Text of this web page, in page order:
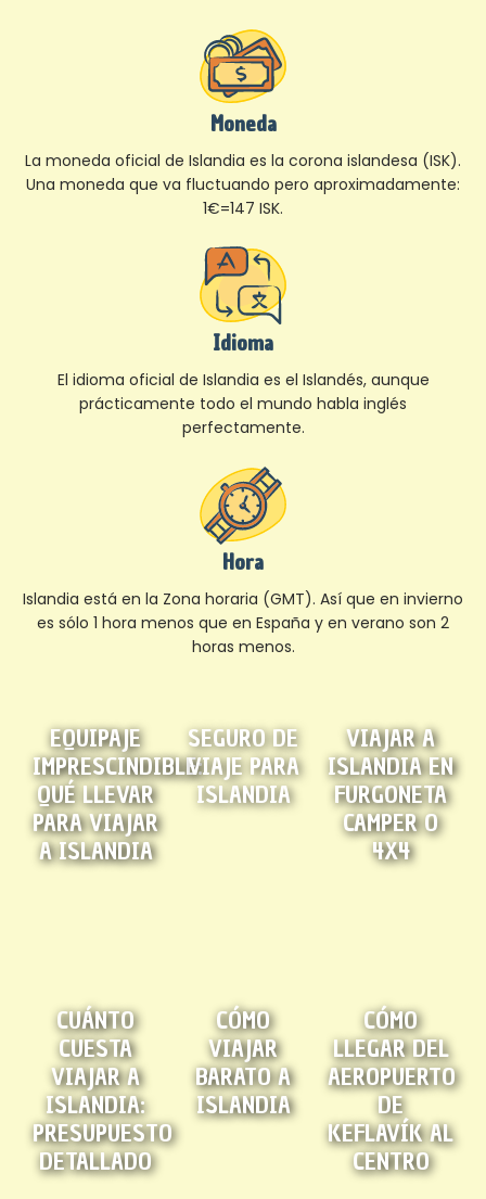
Moneda
La moneda oficial de Islandia es la corona islandesa (ISK).
Una moneda que va fluctuando pero aproximadamente:
1€=147 ISK.
Idioma
El idioma oficial de Islandia es el Islandés, aunque
prácticamente todo el mundo habla inglés
perfectamente.
Hora
Islandia está en la Zona horaria (GMT). Así que en invierno
es sólo 1 hora menos que en España y en verano son 2
horas menos.
EQUIPAJE
IMPRESCINDIBLE:
QUÉ LLEVAR
PARA VIAJAR
A ISLANDIA
SEGURO DE
VIAJE PARA
ISLANDIA
VIAJAR A
ISLANDIA EN
FURGONETA
CAMPER O
4X4
CUÁNTO
CUESTA
VIAJAR A
ISLANDIA:
PRESUPUESTO
DETALLADO
CÓMO
VIAJAR
BARATO A
ISLANDIA
CÓMO
LLEGAR DEL
AEROPUERTO
DE
KEFLAVÍK AL
CENTRO